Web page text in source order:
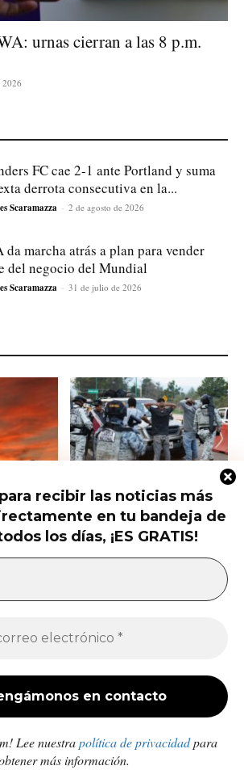
recibir las noticias más
en tu bandeja de
los días, ¡ES GRATIS!
Lee nuestrapolítica de privacidadpara
más información.
urnas cierran a las 8 p.m.
2026
FC cae 2-1 ante Portland y suma
derrota consecutiva en la...
Scaramazza - 2 de agosto de 2026
da marcha atrás a plan para vender
del negocio del Mundial
Scaramazza - 31 de julio de 2026
para
Ofrecen 25 millones por el nuevo
líder del CJNG
de impulsar una campaña contra...
crónicas y diarrea van en aumento
comunidades afectadas por los sismos en...